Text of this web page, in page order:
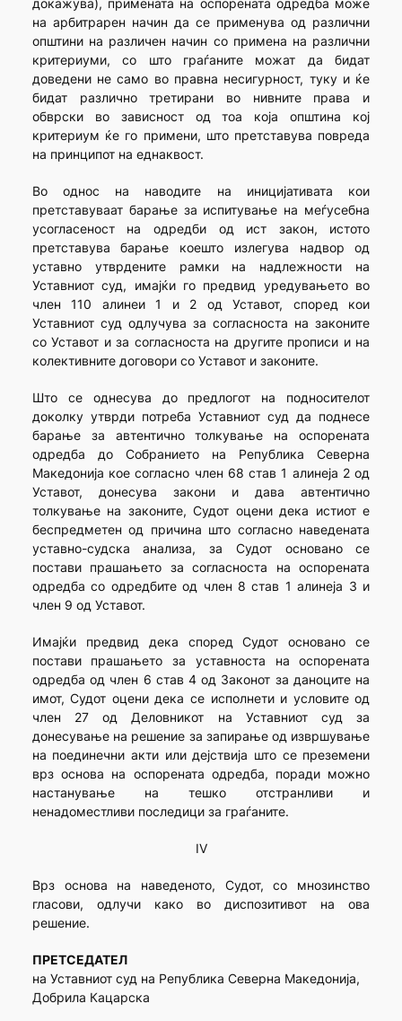
докажува), примената на оспорената одредба може
на арбитрарен начин да се применува од различни
општини на различен начин со примена на различни
критериуми, со што граѓаните можат да бидат
доведени не само во правна несигурност, туку и ќе
бидат различно третирани во нивните права и
обврски во зависност од тоа која општина кој
критериум ќе го примени, што претставува повреда
на принципот на еднаквост.
Во однос на наводите на иницијативата кои
претставуваат барање за испитување на меѓусебна
усогласеност на одредби од ист закон, истото
претставува барање коешто излегува надвор од
уставно утврдените рамки на надлежности на
Уставниот суд, имајќи го предвид уредувањето во
член 110 алинеи 1 и 2 од Уставот, според кои
Уставниот суд одлучува за согласноста на законите
со Уставот и за согласноста на другите прописи и на
колективните договори со Уставот и законите.
Што се однесува до предлогот на подносителот
доколку утврди потреба Уставниот суд да поднесе
барање за автентично толкување на оспорената
одредба до Собранието на Република Северна
Македонија кое согласно член 68 став 1 алинеја 2 од
Уставот, донесува закони и дава автентично
толкување на законите, Судот оцени дека истиот е
беспредметен од причина што согласно наведената
уставно-судска анализа, за Судот основано се
постави прашањето за согласноста на оспорената
одредба со одредбите од член 8 став 1 алинеја 3 и
член 9 од Уставот.
Имајќи предвид дека според Судот основано се
постави прашањето за уставноста на оспорената
одредба од член 6 став 4 од Законот за даноците на
имот, Судот оцени дека се исполнети и условите од
член 27 од Деловникот на Уставниот суд за
донесување на решение за запирање од извршување
на поединечни акти или дејствија што се преземени
врз основа на оспорената одредба, поради можно
настанување на тешко отстранливи и
ненадоместливи последици за граѓаните.
IV
Врз основа на наведеното, Судот, со мнозинство
гласови, одлучи како во диспозитивот на ова
решение.
ПРЕТСЕДАТЕЛ
на Уставниот суд на Република Северна Македонија,
Добрила Кацарска